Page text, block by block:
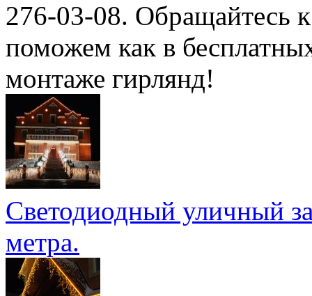
276-03-08. Обращайтесь
поможем как в
монтаже гирлянд!
Светодиодный уличный
метра.